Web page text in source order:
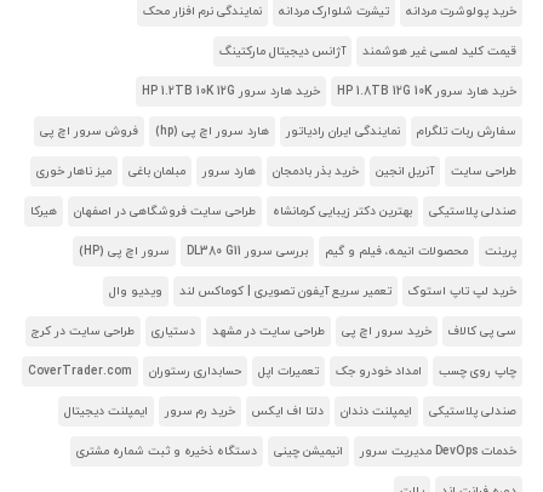
خرید پولوشرت مردانه تیشرت شلوارک مردانه نمایندگی نرم افزار محک
قیمت کلید لمسی غیر هوشمند آژانس دیجیتال مارکتینگ
خرید هارد سرور HP 1.8TB 12G 10K خرید هارد سرور HP 1.2TB 10K 12G
سفارش ربات تلگرام نمایندگی ایران رادیاتور هارد سرور اچ پی (hp) فروش سرور اچ پی
طراحی سایت آنریل انجین خرید بذر بادمجان هارد سرور مبلمان باغی میز ناهار خوری
صندلی پلاستیکی بهترین دکتر زیبایی کرمانشاه طراحی سایت فروشگاهی در اصفهان هیرکا
پرینت محصولات انیمه، فیلم و گیم بررسی سرور DL380 G11 سرور اچ پی (HP)
خرید لپ تاپ استوک تعمیر سریع آیفون تصویری | کوماکس لند ویدیو وال
سی پی کالاف خرید سرور اچ پی طراحی سایت در مشهد دستیاری طراحی سایت در کرج
چاپ روی چسب امداد خودرو جک تعمیرات اپل حسابداری رستوران CoverTrader.com
صندلی پلاستیکی ایمپلنت دندان دلتا اف ایکس خرید رم سرور ایمپلنت دیجیتال
خدمات DevOps مدیریت سرور انیمیشن چینی دستگاه ذخیره و ثبت شماره مشتری